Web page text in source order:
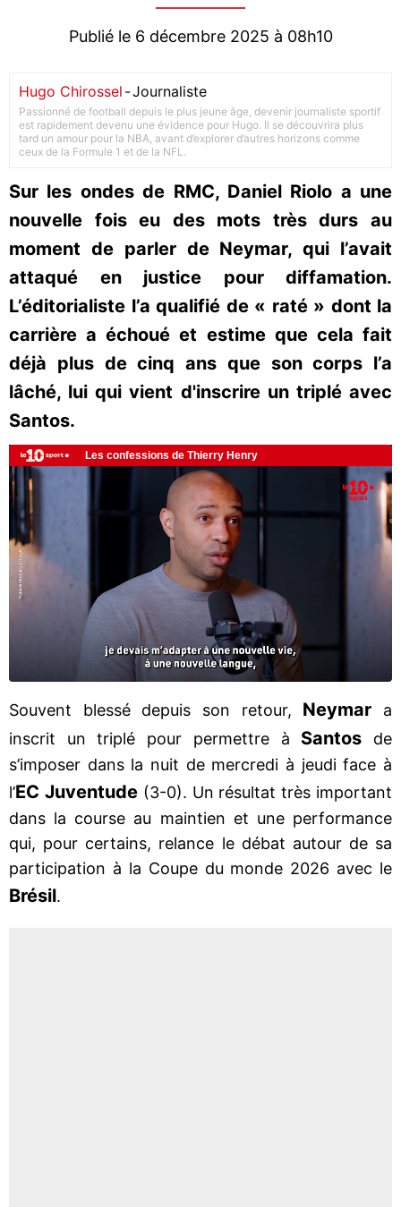
Publié le 6 décembre 2025 à 08h10
Hugo Chirossel -Journaliste
Passionné de football depuis le plus jeune âge, devenir journaliste sportif
est rapidement devenu une évidence pour Hugo. Il se découvrira plus
tard un amour pour la NBA, avant d’explorer d’autres horizons comme
ceux de la Formule 1 et de la NFL.
Sur les ondes de RMC, Daniel Riolo a une
nouvelle fois eu des mots très durs au
moment de parler de Neymar, qui l’avait
attaqué en justice pour diffamation.
L’éditorialiste l’a qualifié de « raté » dont la
carrière a échoué et estime que cela fait
déjà plus de cinq ans que son corps l’a
lâché, lui qui vient d'inscrire un triplé avec
Santos.
Souvent blessé depuis son retour, Neymar a
inscrit un triplé pour permettre à Santos
de
s’imposer dans la nuit de mercredi à jeudi face à
l’EC Juventude(3-0). Un résultat très important
dans la course au maintien et une performance
qui, pour certains, relance le débat autour de sa
participation à la Coupe du monde 2026 avec le
Brésil.